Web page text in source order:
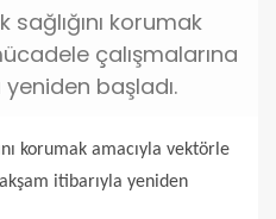
sağlığını korumak
çalışmalarına
başladı.
korumak amacıyla vektörle
itibarıyla yeniden